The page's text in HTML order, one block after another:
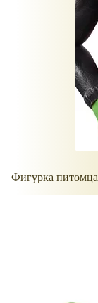
Фигурка